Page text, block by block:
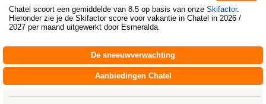
Chatel scoort een gemiddelde van 8.5 op basis van onze Skifactor.
Hieronder zie je de Skifactor score voor vakantie in Chatel in 2026 /
2027 per maand uitgewerkt door Esmeralda.
De sneeuwverwachting
Aanbiedingen Chatel